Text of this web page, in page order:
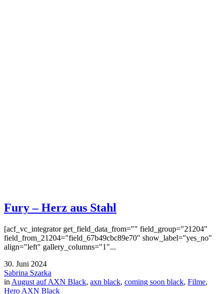
Fury – Herz aus Stahl
[acf_vc_integrator get_field_data_from="" field_group="21204"
field_from_21204="field_67b49cbc89e70" show_label="yes_no"
align="left" gallery_columns="1"...
30. Juni 2024
Sabrina Szarka
in August auf AXN Black, axn black, coming soon black, Filme,
Hero AXN Black